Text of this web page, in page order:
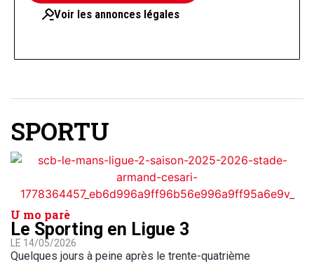
Voir les annonces légales
SPORTU
U mo parè
Le Sporting en Ligue 3
LE 14/05/2026
Quelques jours à peine après le trente-quatrième